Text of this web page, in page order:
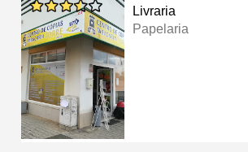
Livraria
Papelaria